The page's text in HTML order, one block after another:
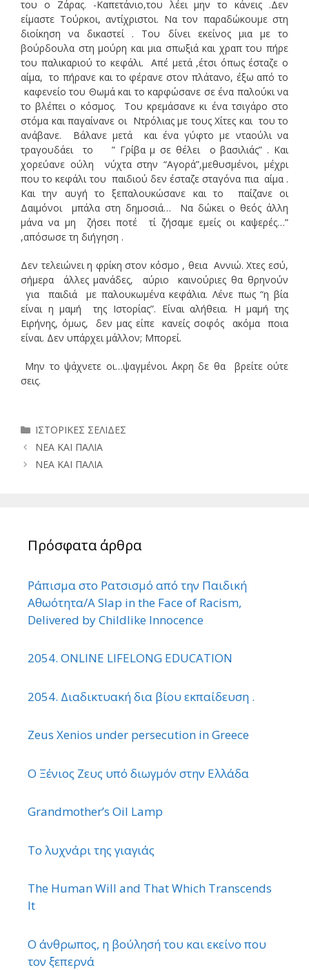
του ο Ζάρας. -Καπετάνιο,του λέει μην το κάνεις .Δεν
είμαστε Τούρκοι, αντίχριστοι. Να τον παραδώκουμε στη
διοίκηση να δικαστεί . Του δίνει εκείνος μια με το
βούρδουλα στη μούρη και μια σπωξιά και χραπ του πήρε
του παλικαριού το κεφάλι. Απέ μετά ,έτσι όπως έσταζε ο
αίμα, το πήρανε και το φέρανε στον πλάτανο, έξω από το
καφενείο του Θωμά και το καρφώσανε σε ένα παλούκι να
το βλέπει ο κόσμος. Του κρεμάσανε κι ένα τσιγάρο στο
στόμα και παγαίνανε οι Ντρόλιας με τους Χίτες και του το
ανάβανε. Βάλανε μετά και ένα γύφτο με νταούλι να
τραγουδάει το ” Γρίβα μ σε θέλει ο βασιλιάς” . Και
χορεύανε ούλη νύχτα στην “Αγορά”,μεθυσμένοι, μέχρι
που το κεφάλι του παιδιού δεν έσταζε σταγόνα πια αίμα .
Και την αυγή το ξεπαλουκώσανε και το παίζανε οι
Δαιμόνοι μπάλα στη δημοσιά… Να δώκει ο θεός άλλη
μάνα να μη ζήσει ποτέ τί ζήσαμε εμείς οι καψερές…”
,απόσωσε τη διήγηση .
Δεν τελειώνει η φρίκη στον κόσμο , θεια Αννιώ. Χτες εσύ,
σήμερα άλλες μανάδες, αύριο καινούριες θα θρηνούν
για παιδιά με παλουκωμένα κεφάλια. Λένε πως “η βία
είναι η μαμή της Ιστορίας”. Είναι αλήθεια. Η μαμή της
Ειρήνης, όμως, δεν μας είπε κανείς σοφός ακόμα ποια
είναι. Δεν υπάρχει μάλλον; Μπορεί.
Μην το ψάχνετε οι…ψαγμένοι. ΄Ακρη δε θα βρείτε ούτε
σεις.
Κατηγορίες
ΙΣΤΟΡΙΚΕΣ ΣΕΛΙΔΕΣ
ΝΕΑ ΚΑΙ ΠΑΛΙΑ
ΝΕΑ ΚΑΙ ΠΑΛΙΑ
Πρόσφατα άρθρα
Ράπισμα στο Ρατσισμό από την Παιδική
Αθωότητα/A Slap in the Face of Racism,
Delivered by Childlike Innocence
2054. ONLINE LIFELONG EDUCATION
2054. Διαδικτυακή δια βίου εκπαίδευση .
Zeus Xenios under persecution in Greece
Ο Ξένιος Ζευς υπό διωγμόν στην Ελλάδα
Grandmother’s Oil Lamp
Το λυχνάρι της γιαγιάς
The Human Will and That Which Transcends
It
Ο άνθρωπος, η βούλησή του και εκείνο που
τον ξεπερνά